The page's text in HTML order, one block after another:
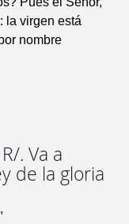
la virgen está
nombre
. Va a
de la gloria